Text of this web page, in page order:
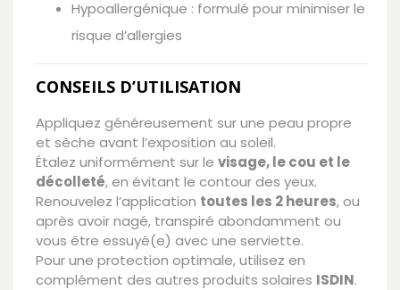
Hypoallergénique : formulé pour minimiser le
risque d’allergies
CONSEILS D’UTILISATION
Appliquez généreusement sur une peau propre
et sèche avant l’exposition au soleil.
Étalez uniformément sur le visage, le cou et le
décolleté, en évitant le contour des yeux.
Renouvelez l’application toutes les 2 heures, ou
après avoir nagé, transpiré abondamment ou
vous être essuyé(e) avec une serviette.
Pour une protection optimale, utilisez en
complément des autres produits solaires ISDIN.